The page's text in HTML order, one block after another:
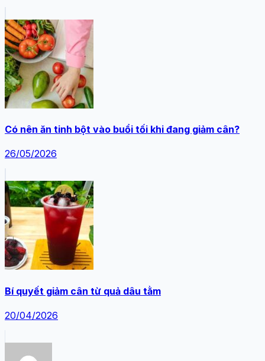
Có nên ăn tinh bột vào buổi tối khi đang giảm cân?
26/05/2026
Bí quyết giảm cân từ quả dâu tằm
20/04/2026